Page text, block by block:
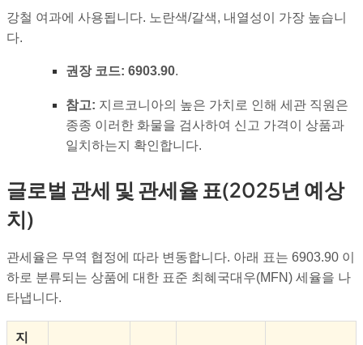
강철 여과에 사용됩니다. 노란색/갈색, 내열성이 가장 높습니
다.
권장 코드: 6903.90.
참고: 지르코니아의 높은 가치로 인해 세관 직원은
종종 이러한 화물을 검사하여 신고 가격이 상품과
일치하는지 확인합니다.
글로벌 관세 및 관세율 표(2025년 예상
치)
관세율은 무역 협정에 따라 변동합니다. 아래 표는 6903.90 이
하로 분류되는 상품에 대한 표준 최혜국대우(MFN) 세율을 나
타냅니다.
지